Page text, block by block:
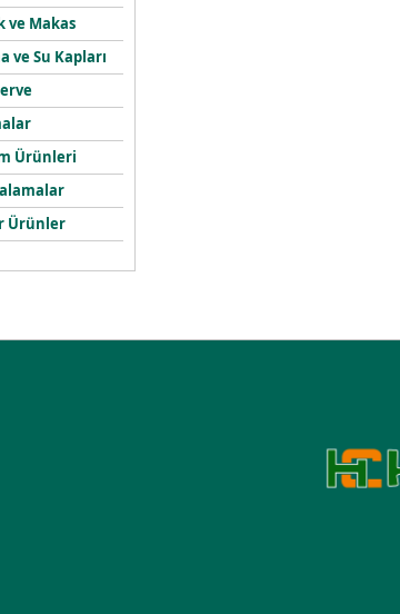
ve Makas
ve Su Kapları
Ürünleri
Ürünler